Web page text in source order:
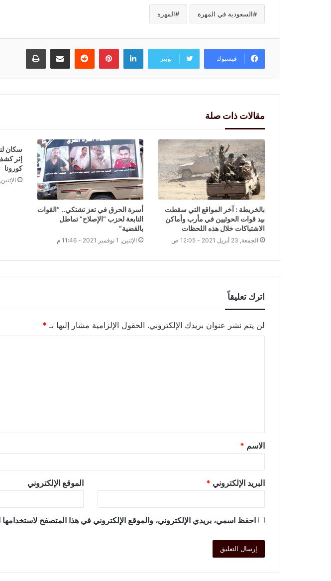
السعودية في المهرة المهرة
فيسبوك تويتر
لينكدإنبينتيريست
‏Reddit مشاركة عبر البريد طباعة
مقالات ذات صلة
بالخريطة : آخر المواقع التي سقطت
بيد قوات الحوثيين في مأرب وأماكن
الاشتباكات خلال هذه اللحظات
الجمعة, 23 أبريل 2021 - 12:05 ص
أسرة الحرق في تعز تشتكي.. “القوات
التابعة لحزب “الإصلاح” تماطل
بالقضية”
الإثنين, 1 نوفمبر 2021 - 11:46 م
سكان
إثر
كورونا
الإثنين, 21 ديسمبر 2020 - 3:04 ص
اترك تعليقاً
لن يتم نشر عنوان بريدك الإلكتروني. الحقول الإلزامية مشار إليها بـ *
الاسم *
البريد الإلكتروني * الموقع الإلكتروني
احفظ اسمي، بريدي الإلكتروني، والموقع الإلكتروني في هذا المتصفح لاستخدامها